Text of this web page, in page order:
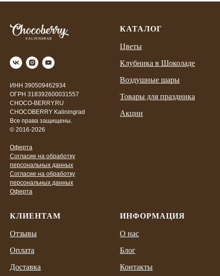
ИНН 390509462934
ОГРН 318392600031557
CHOCO-BERRY.RU
CHOCOBERRY Kaliningrad
Все права защищены.
© 2016-2026
Оферта
Согласие на обработку
персональных данных
Согласие на обработку
персональных данных
Оферта
КАТАЛОГ
Цветы
Клубника в Шоколаде
Воздушные шары
Товары для праздника
Акции
КЛИЕНТАМ
Отзывы
Оплата
Доставка
ИНФОРМАЦИЯ
О нас
Блог
Контакты